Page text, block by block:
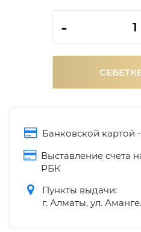
-
Банковской картой
Выставление счета
РБК
Пункты выдачи:
г. Алматы, ул.